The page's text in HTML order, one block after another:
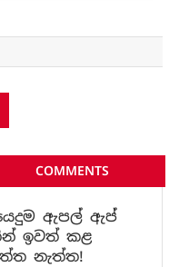
COMMENTS
යෙදුම ඇපල් ඇප්
ඉවත් කළ
නැත්ත!